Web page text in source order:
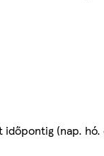
(nap.